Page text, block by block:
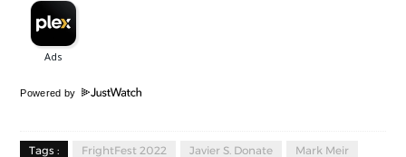
Powered by
Tags : FrightFest 2022 Javier S. Donate
Mark Meir